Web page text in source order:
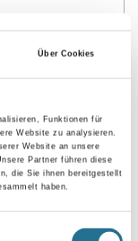
Über Cookies
Funktionen für
Website zu analysieren.
Website an unsere
Partner führen diese
die Sie ihnen bereitgestellt
haben.